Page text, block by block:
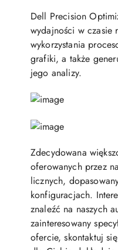
Dell Precision
wydajności w czasie
wykorzystania
grafiki, a także
jego analizy.
Zdecydowana
oferowanych przez
licznych,
konfiguracjach.
znaleźć na naszych
zainteresowany
ofercie, skontaktuj